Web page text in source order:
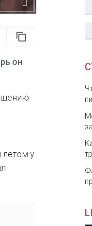
он
летом у